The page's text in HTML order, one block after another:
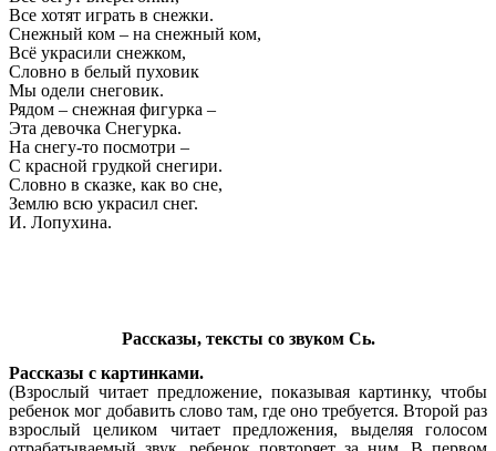
Все хотят играть в снежки.
Снежный ком – на снежный ком,
Всё украсили снежком,
Словно в белый пуховик
Мы одели снеговик.
Рядом – снежная фигурка –
Эта девочка Снегурка.
На снегу-то посмотри –
С красной грудкой снегири.
Словно в сказке, как во сне,
Землю всю украсил снег.
И. Лопухина.
Рассказы, тексты со звуком Сь.
Рассказы с картинками.
(Взрослый читает предложение, показывая картинку, чтобы
ребенок мог добавить слово там, где оно требуется. Второй раз
взрослый целиком читает предложения, выделяя голосом